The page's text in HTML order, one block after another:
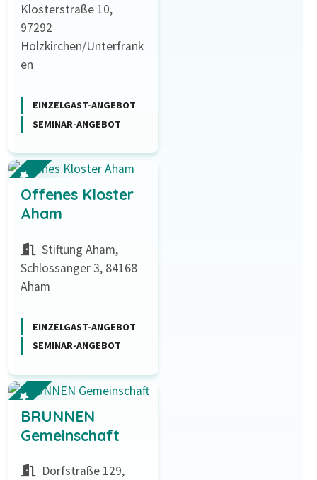
Klosterstraße 10,
97292
Holzkirchen/Unterfrank
en
EINZELGAST-ANGEBOT
SEMINAR-ANGEBOT
Offenes Kloster
Aham
Stiftung Aham,
Schlossanger 3, 84168
Aham
EINZELGAST-ANGEBOT
SEMINAR-ANGEBOT
BRUNNEN
Gemeinschaft
Dorfstraße 129,